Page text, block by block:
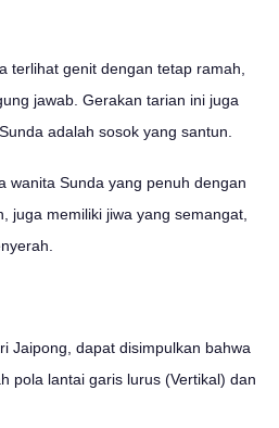
terlihat genit dengan tetap ramah,
jawab. Gerakan tarian ini juga
adalah sosok yang santun.
wanita Sunda yang penuh dengan
juga memiliki jiwa yang semangat,
Jaipong, dapat disimpulkan bahwa
pola lantai garis lurus (Vertikal) dan